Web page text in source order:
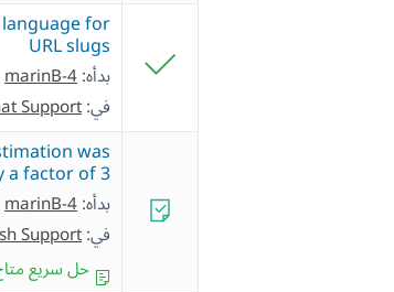
for
URL slugs
بدأه:marinB-4
في:Support
was
factor of 3.
بدأه:marinB-4
في:Support
حل سريع